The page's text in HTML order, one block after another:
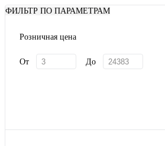
ФИЛЬТР ПО ПАРАМЕТРАМ
Розничная цена
От До